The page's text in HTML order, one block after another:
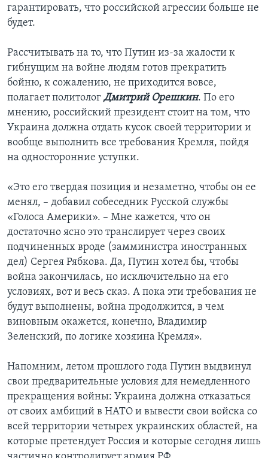
гарантировать, что российской агрессии больше не
будет.
Рассчитывать на то, что Путин из-за жалости к
гибнущим на войне людям готов прекратить
бойню, к сожалению, не приходится вовсе,
полагает политолог Дмитрий Орешкин. По его
мнению, российский президент стоит на том, что
Украина должна отдать кусок своей территории и
вообще выполнить все требования Кремля, пойдя
на односторонние уступки.
«Это его твердая позиция и незаметно, чтобы он ее
менял, – добавил собеседник Русской службы
«Голоса Америки». – Мне кажется, что он
достаточно ясно это транслирует через своих
подчиненных вроде (замминистра иностранных
дел) Сергея Рябкова. Да, Путин хотел бы, чтобы
война закончилась, но исключительно на его
условиях, вот и весь сказ. А пока эти требования не
будут выполнены, война продолжится, в чем
виновным окажется, конечно, Владимир
Зеленский, по логике хозяина Кремля».
Напомним, летом прошлого года Путин выдвинул
свои предварительные условия для немедленного
прекращения войны: Украина должна отказаться
от своих амбиций в НАТО и вывести свои войска со
всей территории четырех украинских областей, на
которые претендует Россия и которые сегодня лишь